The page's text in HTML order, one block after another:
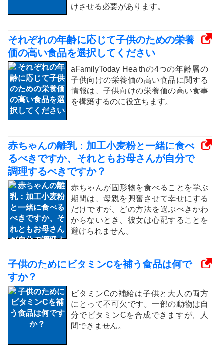
けさせる必要があります。
それぞれの年齢に応じて子供のための栄養
価の高い食品を選択してください
aFamilyToday Healthの4つの年齢層の
子供向けの栄養価の高い食品に関する
情報は、子供向けの栄養価の高い食事
を構築するのに役立ちます。
赤ちゃんの離乳：加工小麦粉と一緒に食べ
るべきですか、それともお母さんが自分で
調理するべきですか？
赤ちゃんが固形物を食べることを学ぶ
期間は、母親を興奮させて幸せにする
だけですが、どの方法を選ぶべきかわ
からないとき、彼女は心配することを
避けられません。
子供のためにビタミンCを補う食品は何で
すか？
ビタミンCの補給は子供と大人の両方
にとって不可欠です。一部の動物は自
分でビタミンCを合成できますが、人
間できません。